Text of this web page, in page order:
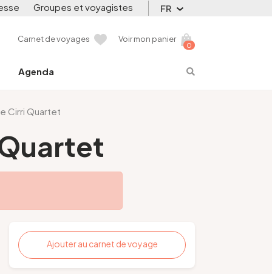
Groupes et voyagistes FR
Carnet de voyages
0
Voir mon panier
Agenda
Cirri Quartet
Ajouter au carnet de voyage